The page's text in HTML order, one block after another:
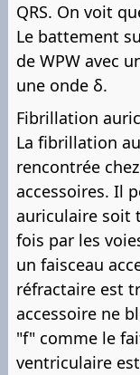
QRS. On voit
Le battement
de WPW avec
une onde δ.
Fibrillation
La fibrillation
rencontrée
accessoires. Il
auriculaire soit
fois par les
un faisceau
réfractaire est
accessoire ne
"f" comme le
ventriculaire